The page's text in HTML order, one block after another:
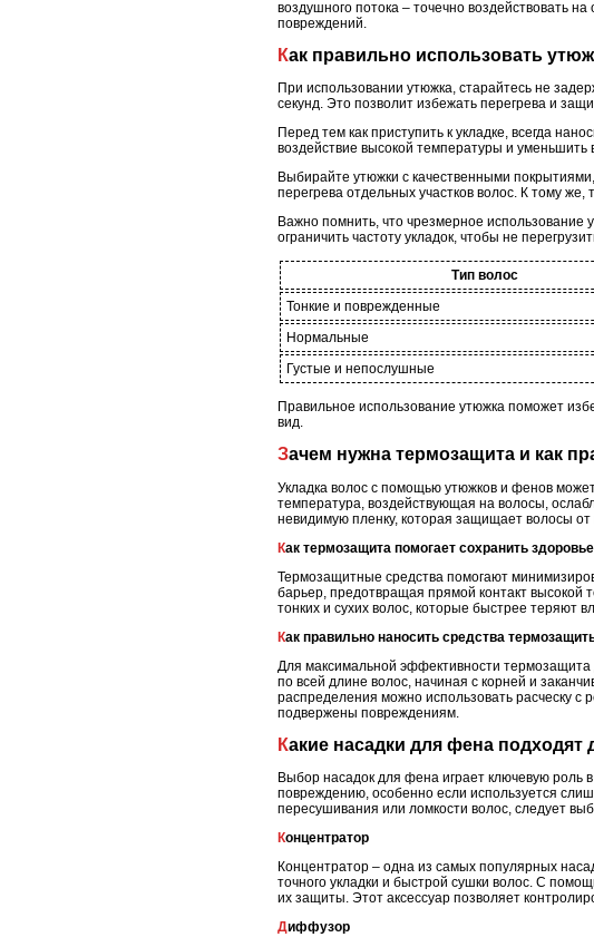
воздушного потока – точечно воздействовать
повреждений.
Как правильно использовать
При использовании утюжка, старайтесь не
секунд. Это позволит избежать перегрева и
Перед тем как приступить к укладке, всегда
воздействие высокой температуры и уменьшить
Выбирайте утюжки с качественными
перегрева отдельных участков волос. К тому
Важно помнить, что чрезмерное
ограничить частоту укладок, чтобы не
Тип волос
Тонкие и поврежденные
Нормальные
Густые и непослушные
Правильное использование утюжка поможет
вид.
Зачем нужна термозащита и как
Укладка волос с помощью утюжков и фенов
температура, воздействующая на волосы,
невидимую пленку, которая защищает волосы
Как термозащита помогает сохранить
Термозащитные средства помогают
барьер, предотвращая прямой контакт высокой
тонких и сухих волос, которые быстрее теряют
Как правильно наносить средства
Для максимальной эффективности
по всей длине волос, начиная с корней и
распределения можно использовать расческу с
подвержены повреждениям.
Какие насадки для фена
Выбор насадок для фена играет ключевую роль
повреждению, особенно если используется
пересушивания или ломкости волос, следует
Концентратор
Концентратор – одна из самых популярных
точного укладки и быстрой сушки волос. С
их защиты. Этот аксессуар позволяет
Диффузор